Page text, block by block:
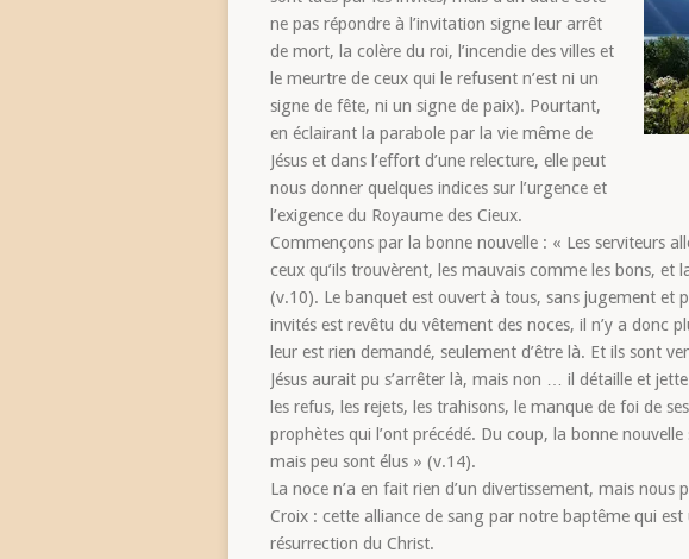
ne pas répondre à l’invitation signe leur arrêt
de mort, la colère du roi, l’incendie des villes et
le meurtre de ceux qui le refusent n’est ni un
signe de fête, ni un signe de paix). Pourtant,
en éclairant la parabole par la vie même de
Jésus et dans l’effort d’une relecture, elle peut
nous donner quelques indices sur l’urgence et
l’exigence du Royaume des Cieux.
Commençons par la bonne nouvelle : « Les serviteurs
ceux qu’ils trouvèrent, les mauvais comme les bons, et
(v.10). Le banquet est ouvert à tous, sans jugement et
invités est revêtu du vêtement des noces, il n’y a donc
leur est rien demandé, seulement d’être là. Et ils sont
Jésus aurait pu s’arrêter là, mais non … il détaille et
les refus, les rejets, les trahisons, le manque de foi de
prophètes qui l’ont précédé. Du coup, la bonne
mais peu sont élus » (v.14).
La noce n’a en fait rien d’un divertissement, mais nous
Croix : cette alliance de sang par notre baptême qui
résurrection du Christ.